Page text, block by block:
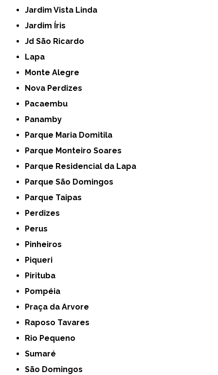
Jardim Vista Linda
Jardim Íris
Jd São Ricardo
Lapa
Monte Alegre
Nova Perdizes
Pacaembu
Panamby
Parque Maria Domitila
Parque Monteiro Soares
Parque Residencial da Lapa
Parque São Domingos
Parque Taipas
Perdizes
Perus
Pinheiros
Piqueri
Pirituba
Pompéia
Praça da Arvore
Raposo Tavares
Rio Pequeno
Sumaré
São Domingos